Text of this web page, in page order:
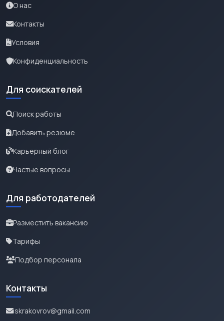
О нас
Контакты
Условия
Конфиденциальность
Для соискателей
Поиск работы
Добавить резюме
Карьерный блог
Частые вопросы
Для работодателей
Разместить вакансию
Тарифы
Подбор персонала
Контакты
iskrakovrov@gmail.com